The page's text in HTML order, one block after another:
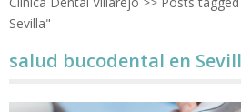
Sevilla"
salud bucodental en